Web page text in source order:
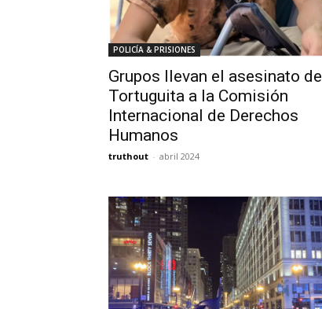
POLICÍA & PRISIONES
Grupos llevan el asesinato de
Tortuguita a la Comisión
Internacional de Derechos
Humanos
truthout - abril 2024